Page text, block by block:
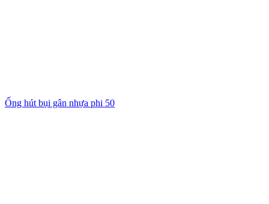
Ống hút bụi gân nhựa phi 50